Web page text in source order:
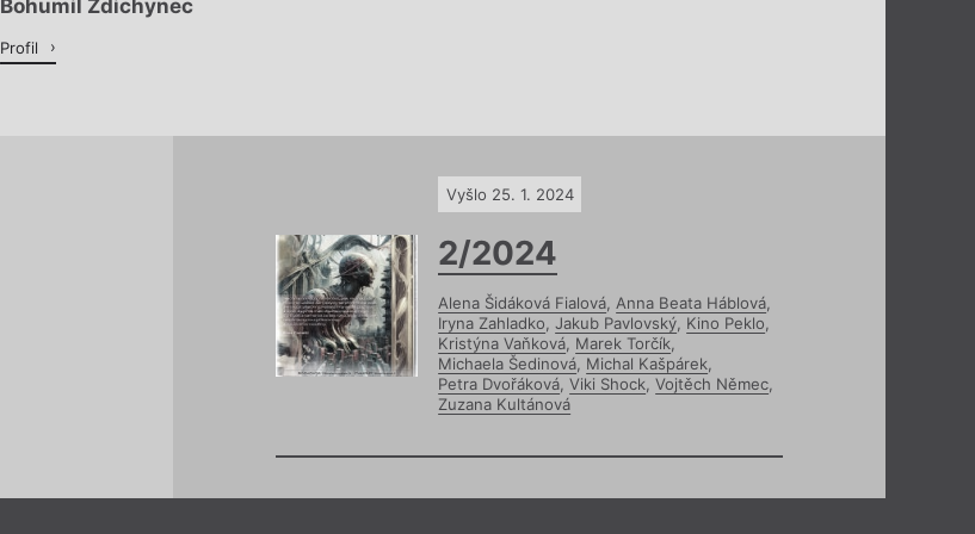
Načítá se.
Bohumil Ždichynec
Profil
Vyšlo 25. 1. 2024
2/2024
Alena Šidáková Fialová Anna Beata Háblová
Iryna Zahladko Jakub Pavlovský Kino Peklo
Kristýna Vaňková Marek Torčík
Michaela Šedinová Michal Kašpárek
Petra Dvořáková Viki Shock Vojtěch Němec
Zuzana Kultánová